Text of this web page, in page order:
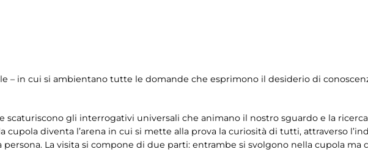
– in cui si ambientano tutte le domande che esprimono il desiderio di
scaturiscono gli interrogativi universali che animano il nostro sguardo e la
cupola diventa l’arena in cui si mette alla prova la curiosità di tutti, attraverso
persona. La visita si compone di due parti: entrambe si svolgono nella cupola ma